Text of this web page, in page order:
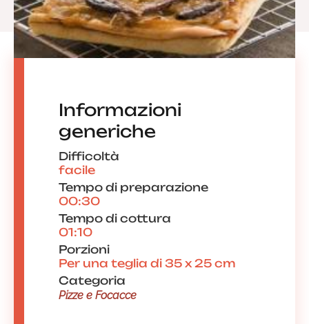
Informazioni
generiche
Difficoltà
facile
Tempo di preparazione
00:30
Tempo di cottura
01:10
Porzioni
Per una teglia di 35 x 25 cm
Categoria
Pizze e Focacce